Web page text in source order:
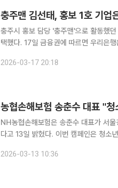
충주맨 김선태, 홍보 1호 기
충주시 홍보 담당 '충주맨'으로 활동했
택했다. 17일 금융권에 따르면 우리은행은 최근 서울 회현동 본점에서 김 전 주무관과 홍보 촬영을
해졌다. 우리은행 관계자는 "이번 주 (
2026-03-17 20:18
농협손해보험 송춘수 대표 "
NH농협손해보험은 송춘수 대표가 서
다고 13일 밝혔다. 이번 캠페인은 청소년 도박 문제에 대한 경각심을 제고하기 위해 기업 간 릴레이
손해보험은 ‘청소년을 노리는 불법 사이
2026-03-13 10:36